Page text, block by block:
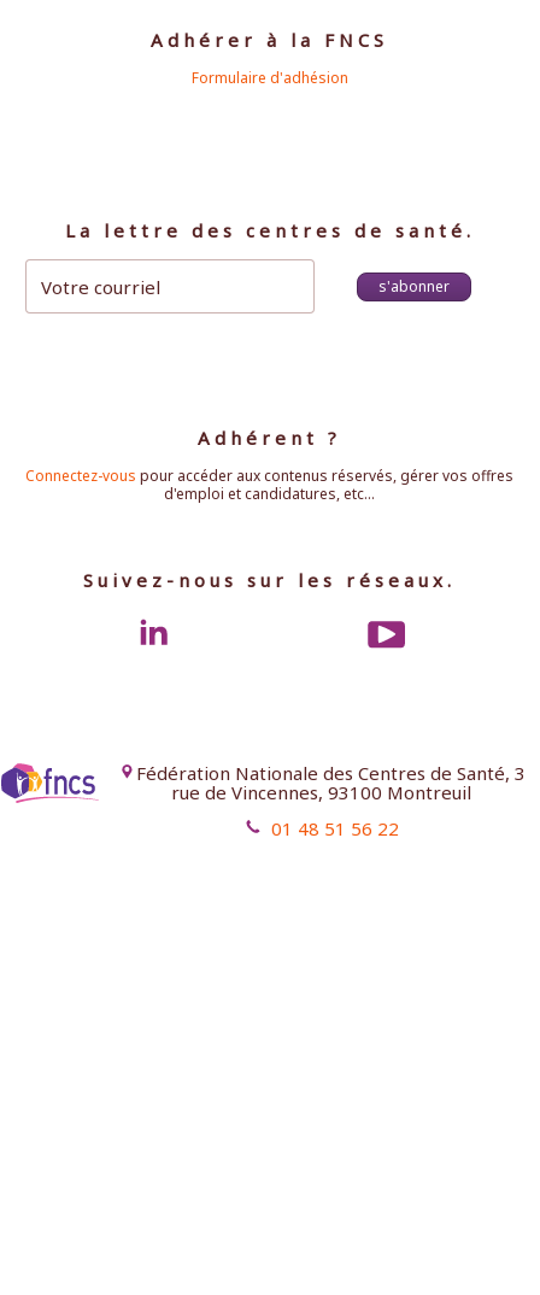
Adhérer à la FNCS
Formulaire d'adhésion
La lettre des centres de santé.
s'abonner
Adhérent ?
Connectez-vous pour accéder aux contenus réservés, gérer vos offres
d'emploi et candidatures, etc...
Suivez-nous sur les réseaux.
Fédération Nationale des Centres de Santé, 3
rue de Vincennes, 93100 Montreuil
01 48 51 56 22